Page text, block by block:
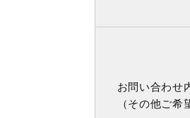
お問い合わせ
（その他ご希